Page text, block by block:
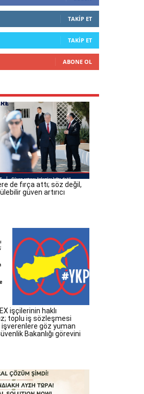
TAKIP ET
TAKIP ET
ABONE OL
de fırça attı; söz değil,
güven artırıcı
işçilerinin haklı
toplu iş sözleşmesi
işverenlere göz yuman
Bakanlığı görevini